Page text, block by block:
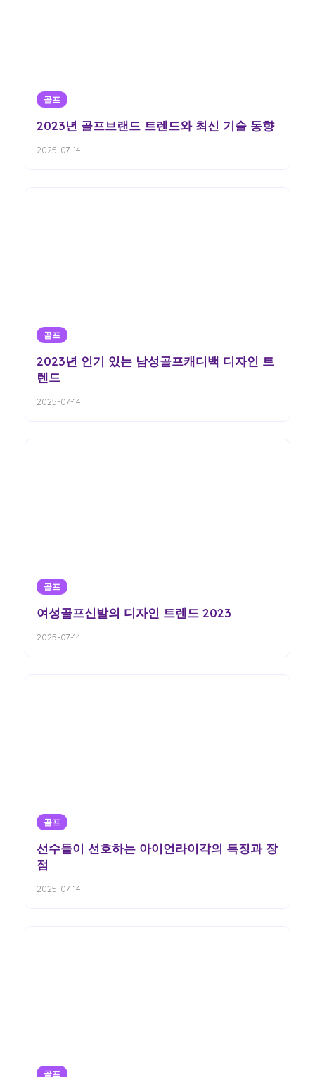
골프
2023년 골프브랜드 트렌드와 최신 기술 동향
2025-07-14
골프
2023년 인기 있는 남성골프캐디백 디자인 트
렌드
2025-07-14
골프
여성골프신발의 디자인 트렌드 2023
2025-07-14
골프
선수들이 선호하는 아이언라이각의 특징과 장
점
2025-07-14
골프